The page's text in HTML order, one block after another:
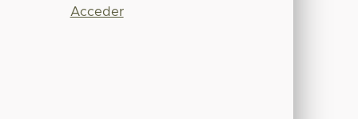
Acceder